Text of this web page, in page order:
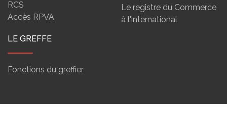
RCS
Accès RPVA
Le registre du Commerce
à l'international
LE GREFFE
Fonctions du greffier